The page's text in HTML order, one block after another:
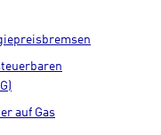
auf Gas